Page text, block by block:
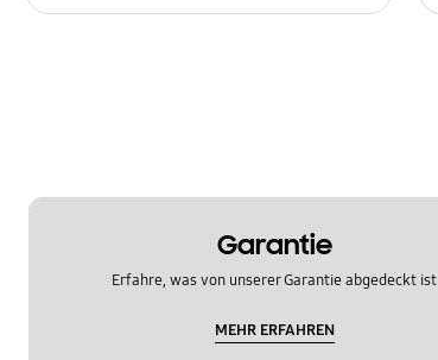
Garantie
Erfahre, was von unserer Garantie abgedeckt ist
MEHR ERFAHREN